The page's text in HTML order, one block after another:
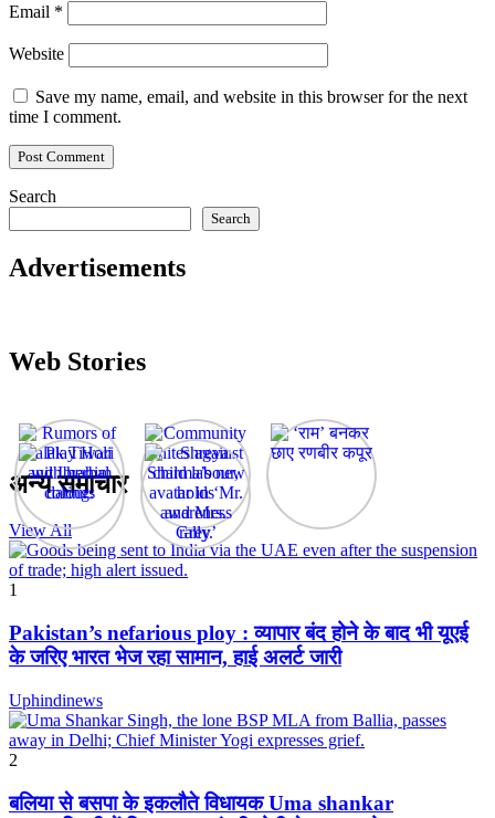
Email *
Website
Save my name, email, and website in this browser for the next
time I comment.
Search
Search
Advertisements
Web Stories
अन्य समाचार
View All
1
Pakistan’s nefarious ploy : व्यापार बंद होने के बाद भी यूएई
के जरिए भारत भेज रहा सामान, हाई अलर्ट जारी
Uphindinews
2
बलिया से बसपा के इकलौते विधायक Uma shankar